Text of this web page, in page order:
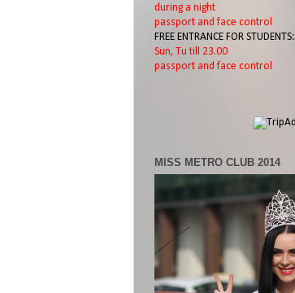
during a night
passport and face control
FREE ENTRANCE FOR STUDENTS:
Sun, Tu till 23.00
passport and face control
MISS METRO CLUB 2014